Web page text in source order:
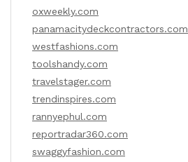
oxweekly.com
panamacitydeckcontractors.com
westfashions.com
toolshandy.com
travelstager.com
trendinspires.com
rannyephul.com
reportradar360.com
swaggyfashion.com